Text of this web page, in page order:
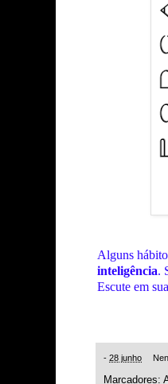
Alguns
inteligência.
Escute em
- 28 junho
Marcadores: